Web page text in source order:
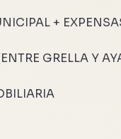
+
GRELLA Y